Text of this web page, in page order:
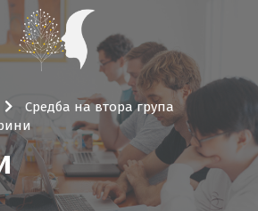
Средба на втора група